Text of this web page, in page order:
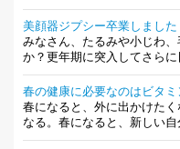
美顔器ジプシー卒業しました
みなさん、たるみや小じわ
か？更年期に突入してさら
春の健康に必要なのはビタミ
春になると、外に出かけたく
なる。春になると、新しい